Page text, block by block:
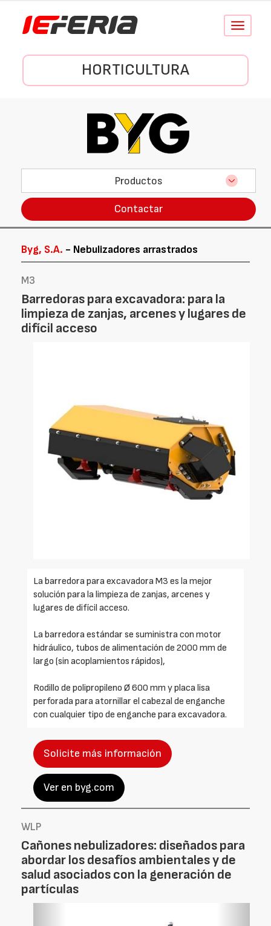
Conmutar
HORTICULTURA
Productos
Contactar
Byg, S.A. - Nebulizadores arrastrados
M3
Barredoras para excavadora: para la
limpieza de zanjas, arcenes y lugares de
difícil acceso
La barredora para excavadora M3 es la mejor
solución para la limpieza de zanjas, arcenes y
lugares de difícil acceso.
La barredora estándar se suministra con motor
hidráulico, tubos de alimentación de 2000 mm de
largo (sin acoplamientos rápidos),
Rodillo de polipropileno Ø 600 mm y placa lisa
perforada para atornillar el cabezal de enganche
con cualquier tipo de enganche para excavadora.
Solicite más información
Ver en byg.com
WLP
Cañones nebulizadores: diseñados para
abordar los desafíos ambientales y de
salud asociados con la generación de
partículas